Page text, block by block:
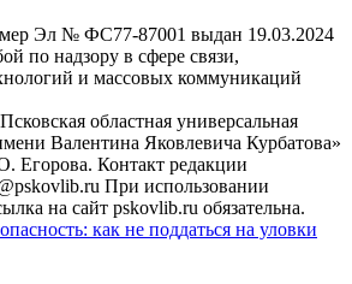
Эл № ФС77-87001 выдан 19.03.2024
по надзору в сфере связи,
и массовых коммуникаций
областная универсальная
Валентина Яковлевича Курбатова»
Егорова. Контакт редакции
При использовании
на сайт pskovlib.ru обязательна.
как не поддаться на уловки